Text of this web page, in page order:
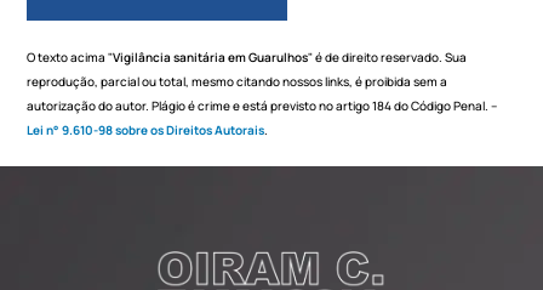
O texto acima "Vigilância sanitária em Guarulhos" é de direito reservado. Sua
reprodução, parcial ou total, mesmo citando nossos links, é proibida sem a
autorização do autor. Plágio é crime e está previsto no artigo 184 do Código Penal. –
Lei n° 9.610-98 sobre os Direitos Autorais.